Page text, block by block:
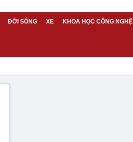
ĐỜI SỐNG XE KHOA HỌC CÔNG NGHỆ